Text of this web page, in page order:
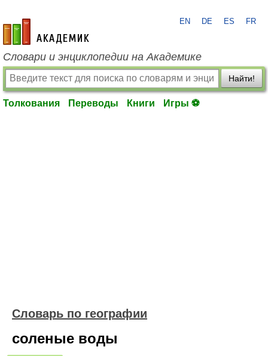
academic.ru
EN DE ES FR
Словари и энциклопедии на Академике
Найти!
Толкования Переводы Книги Игры ⚽
Словарь по географии
соленые воды